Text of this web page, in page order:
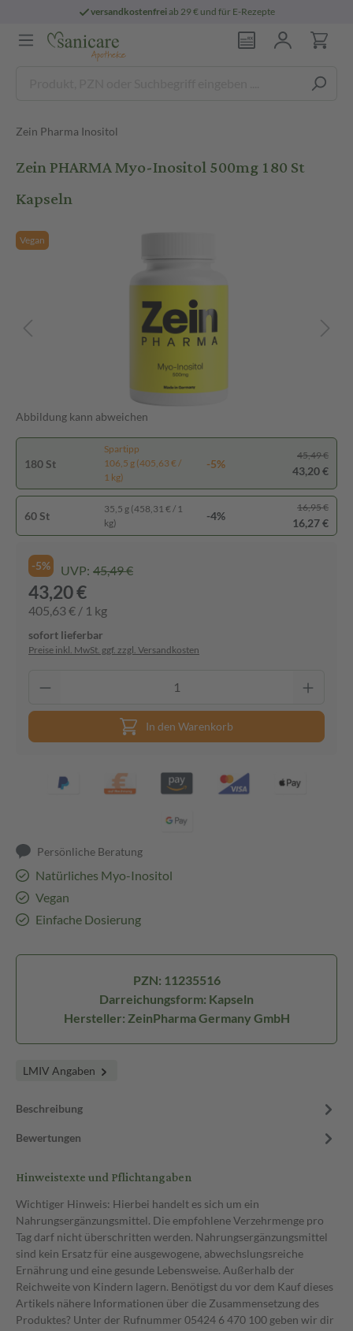
versandkostenfreiab 29 € und für E-Rezepte
Zein Pharma Inositol
Zein PHARMA Myo-Inositol 500mg 180 St
Kapseln
Vegan
Abbildung kann abweichen
180 St
Spartipp
106,5 g (405,63 € /
1 kg)
-5%
45,49 €
43,20 €
60 St
35,5 g (458,31 € / 1
kg)
-4%
16,95 €
16,27 €
-5% UVP: 45,49 €
43,20 €
405,63 € / 1 kg
sofort lieferbar
Preise inkl. MwSt. ggf. zzgl. Versandkosten
In den Warenkorb
Persönliche Beratung
Natürliches Myo-Inositol
Vegan
Einfache Dosierung
PZN: 11235516
Darreichungsform: Kapseln
Hersteller: ZeinPharma Germany GmbH
LMIV Angaben
Beschreibung
Bewertungen
Hinweistexte und Pflichtangaben
Wichtiger Hinweis: Hierbei handelt es sich um ein
Nahrungsergänzungsmittel. Die empfohlene Verzehrmenge pro
Tag darf nicht überschritten werden. Nahrungsergänzungsmittel
sind kein Ersatz für eine ausgewogene, abwechslungsreiche
Ernährung und eine gesunde Lebensweise. Außerhalb der
Reichweite von Kindern lagern. Benötigst du vor dem Kauf dieses
Artikels nähere Informationen über die Zusammensetzung des
Produktes? Unter der Rufnummer 05424 6 470 100 geben wir dir